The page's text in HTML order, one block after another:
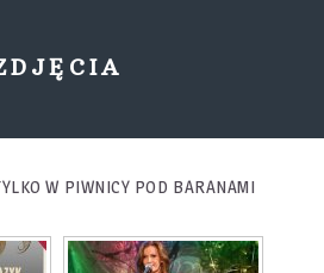
W PIWNICY POD BARANAMI